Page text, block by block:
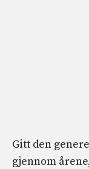
Gitt den
gjennom